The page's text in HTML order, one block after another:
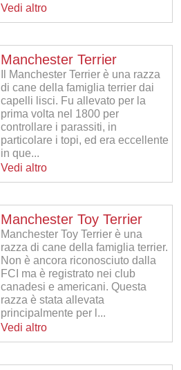
Vedi altro
Manchester Terrier
Il Manchester Terrier è una razza
di cane della famiglia terrier dai
capelli lisci. Fu allevato per la
prima volta nel 1800 per
controllare i parassiti, in
particolare i topi, ed era eccellente
in que...
Vedi altro
Manchester Toy Terrier
Manchester Toy Terrier è una
razza di cane della famiglia terrier.
Non è ancora riconosciuto dalla
FCI ma è registrato nei club
canadesi e americani. Questa
razza è stata allevata
principalmente per l...
Vedi altro